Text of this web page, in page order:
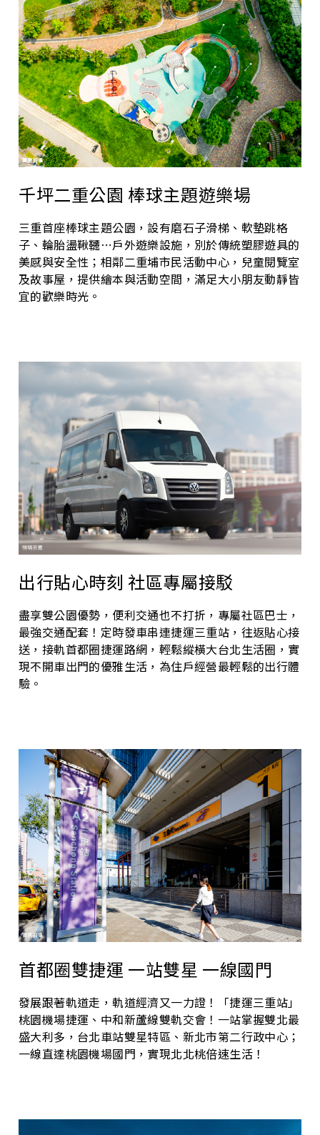
千坪二重公園 棒球主題遊樂場
三重首座棒球主題公園，設有磨石子滑梯、軟墊跳格
子、輪胎盪鞦韆⋯戶外遊樂設施，別於傳統塑膠遊具的
美感與安全性；相鄰二重埔市民活動中心，兒童閱覽室
及故事屋，提供繪本與活動空間，滿足大小朋友動靜皆
宜的歡樂時光。
出行貼心時刻 社區專屬接駁
盡享雙公園優勢，便利交通也不打折，專屬社區巴士，
最強交通配套！定時發車串連捷運三重站，往返貼心接
送，接軌首都圈捷運路網，輕鬆縱橫大台北生活圈，實
現不開車出門的優雅生活，為住戶經營最輕鬆的出行體
驗。
首都圈雙捷運 一站雙星 一線國門
發展跟著軌道走，軌道經濟又一力證！「捷運三重站」
桃園機場捷運、中和新蘆線雙軌交會！一站掌握雙北最
盛大利多，台北車站雙星特區、新北市第二行政中心；
一線直達桃園機場國門，實現北北桃倍速生活！